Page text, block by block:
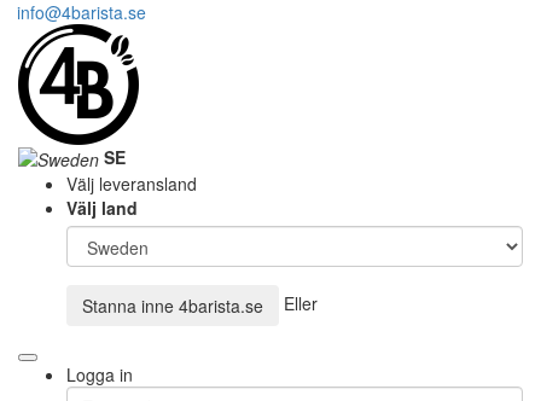
info@4barista.se
SE
Välj leveransland
Välj land
Stanna inne 4barista.se Eller
Logga in